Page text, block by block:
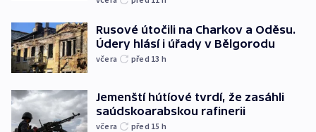
Rusové útočili na Charkov a Oděsu.
Údery hlásí i úřady v Bělgorodu
včera před 13 h
Jemenští hútíové tvrdí, že zasáhli
saúdskoarabskou rafinerii
včera před 15 h